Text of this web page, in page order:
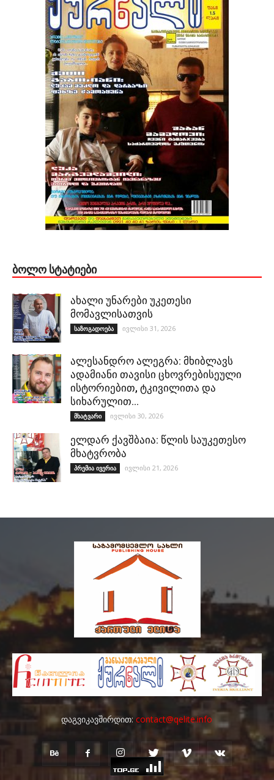
ᲑᲝᲚᲝ ᲡᲢᲐᲢᲘᲔᲑᲘ
ახალი უნარები უკეთესი
მომავლისათვის
საზოგადოება ივლისი 31, 2026
ალესანდრო ალეგრა: მხიბლავს
ადამიანი თავისი ცხოვრებისეული
ისტორიებით, ტკივილითა და
სიხარულით…
მხატვარი ივლისი 30, 2026
ელდარ ქავშბაია: წლის საუკეთესო
მხატვრობა
პრემია ივერია ივლისი 21, 2026
დაგვიკავშირდით:contact@qelite.info